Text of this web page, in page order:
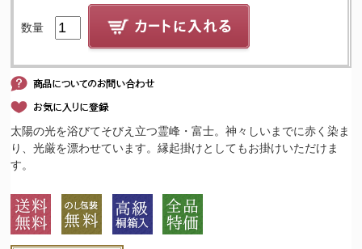
数量
太陽の光を浴びてそびえ立つ霊峰・富士。神々しいまでに赤く染ま
り、光厳を漂わせています。縁起掛けとしてもお掛けいただけま
す。